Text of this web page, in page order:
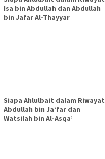
Isa bin Abdullah dan Abdullah
bin Jafar Al-Thayyar
Siapa Ahlulbait dalam Riwayat
Abdullah bin Ja’far dan
Watsilah bin Al-Asqa’